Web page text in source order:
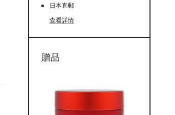
日本直郵
查看詳情
贈品